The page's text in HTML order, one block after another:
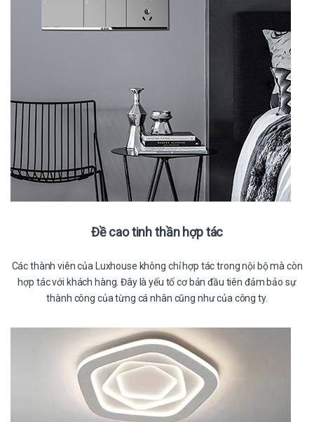
Đề cao tinh thần hợp tác
Các thành viên của Luxhouse không chỉ hợp tác trong nội bộ mà còn
hợp tác với khách hàng. Đây là yếu tố cơ bản đầu tiên đảm bảo sự
thành công của từng cá nhân cũng như của công ty.